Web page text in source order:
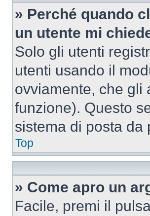
» Perché quando
un utente mi
Solo gli utenti
utenti usando il
ovviamente, che gli
funzione). Questo
sistema di posta da
Top
» Come apro un
Facile, premi il